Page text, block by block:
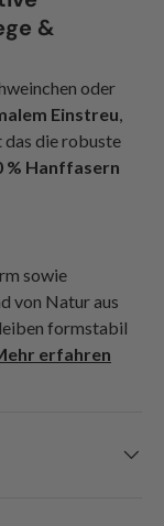
&
oder
Einstreu
die robuste
% Hanffasern
sowie
von Natur aus
formstabil
erfahren